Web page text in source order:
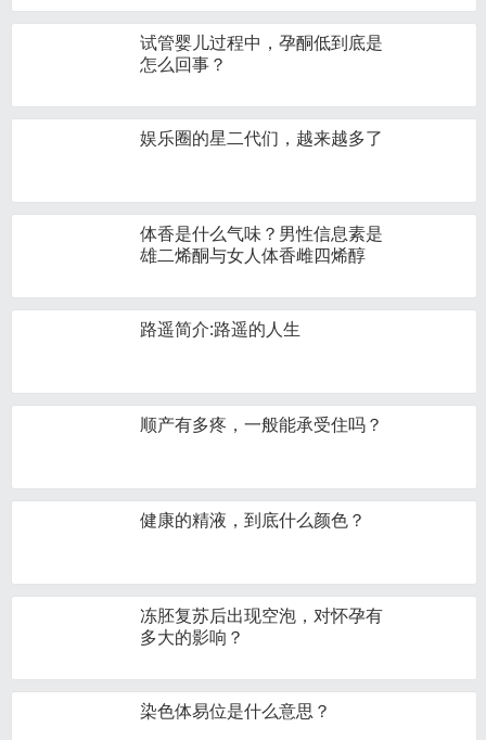
试管婴儿过程中，孕酮低到底是
怎么回事？
娱乐圈的星二代们，越来越多了
体香是什么气味？男性信息素是
雄二烯酮与女人体香雌四烯醇
路遥简介:路遥的人生
顺产有多疼，一般能承受住吗？
健康的精液，到底什么颜色？
冻胚复苏后出现空泡，对怀孕有
多大的影响？
染色体易位是什么意思？